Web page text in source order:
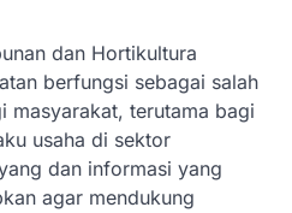
dan Hortikultura
berfungsi sebagai salah
masyarakat, terutama bagi
usaha di sektor
dan informasi yang
agar mendukung